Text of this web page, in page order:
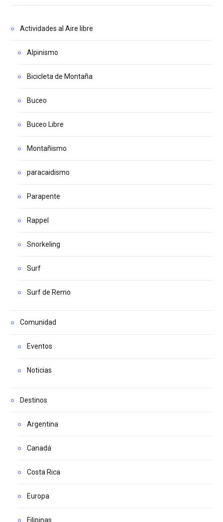
Actividades al Aire libre
Alpinismo
Bicicleta de Montaña
Buceo
Buceo Libre
Montañismo
paracaidismo
Parapente
Rappel
Snorkeling
Surf
Surf de Remo
Comunidad
Eventos
Noticias
Destinos
Argentina
Canadá
Costa Rica
Europa
Filipinas